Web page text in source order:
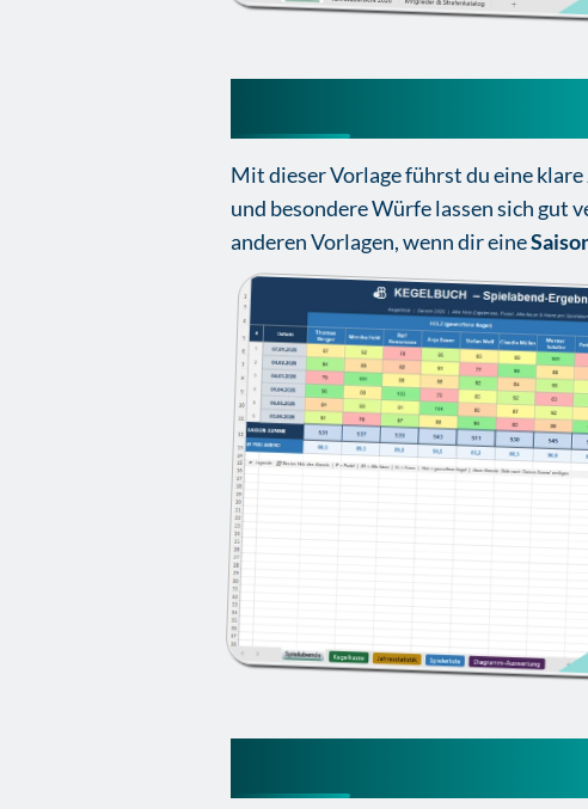
Mit dieser Vorlage führst du eine
und besondere Würfe lassen sich gut
anderen Vorlagen, wenn dir eine